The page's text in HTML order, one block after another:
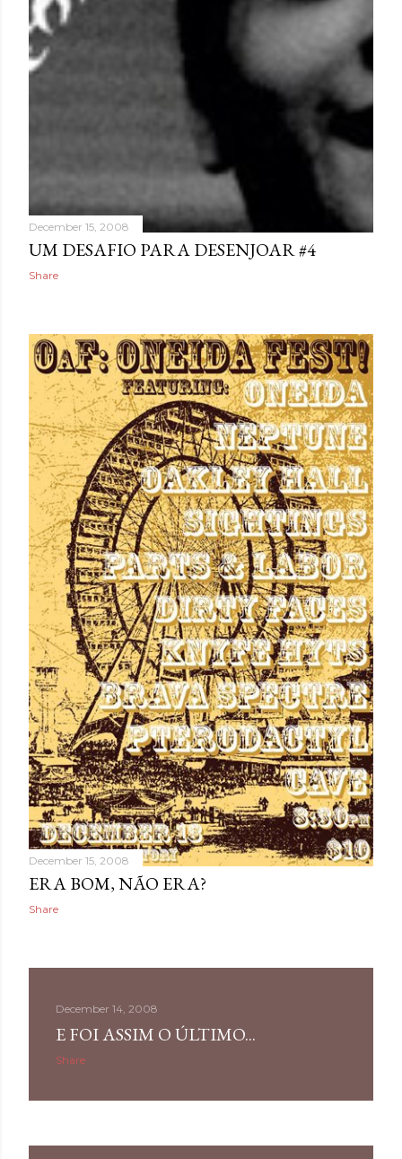
December 15, 2008
UM DESAFIO PARA DESENJOAR #4
Share
December 15, 2008
ERA BOM, NÃO ERA?
Share
December 14, 2008
E FOI ASSIM O ÚLTIMO...
Share